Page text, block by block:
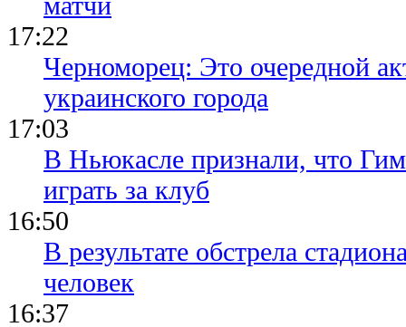
17:22
Черноморец: Это очередной
украинского города
17:03
В Ньюкасле признали, что
играть за клуб
16:50
В результате обстрела
человек
16:37